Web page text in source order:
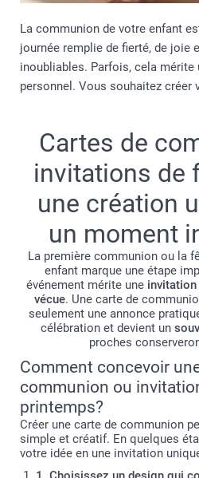
La communion de votre enfant
journée remplie de fierté, de joie
inoubliables. Parfois, cela mérite
personnel. Vous souhaitez créer
Cartes de
invitations de
une création
un moment
La première communion ou la
enfant marque une étape
événement mérite une invitation
vécue. Une carte de
seulement une annonce
célébration et devient un
proches
Comment concevoir
communion ou
printemps?
Créer une carte de communion
simple et créatif. En quelques
votre idée en une invitation